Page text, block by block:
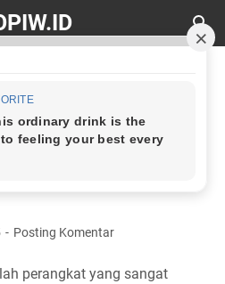
Memilih Mesin
Kebutuhan
Posting Komentar
perangkat yang sangat